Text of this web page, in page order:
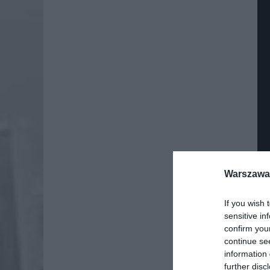
If you wish
sensitive
confirm
continue
information
further